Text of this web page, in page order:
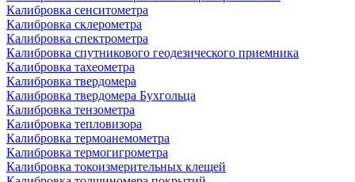
Калибровка сенситометра
Калибровка склерометра
Калибровка спектрометра
Калибровка спутникового геодезического приемника
Калибровка тахеометра
Калибровка твердомера
Калибровка твердомера Бухгольца
Калибровка тензометра
Калибровка тепловизора
Калибровка термоанемометра
Калибровка термогигрометра
Калибровка токоизмерительных клещей